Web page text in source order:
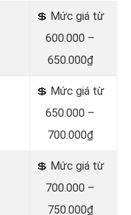
💲 Mức giá từ
600.000 –
650.000₫
💲 Mức giá từ
650.000 –
700.000₫
💲 Mức giá từ
700.000 –
750.000₫